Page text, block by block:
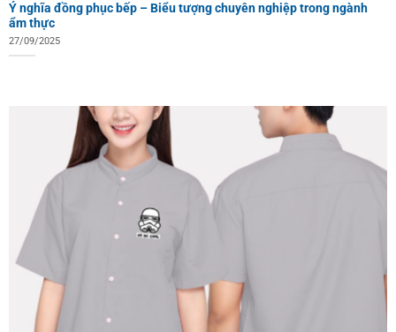
Ý nghĩa đồng phục bếp – Biểu tượng chuyên nghiệp trong ngành
ẩm thực
27/09/2025